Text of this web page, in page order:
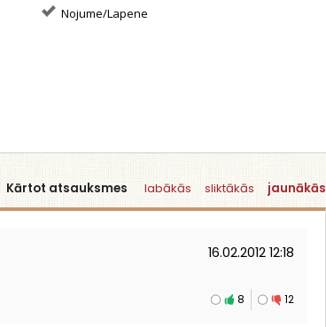
Nojume/Lapene
Kārtot atsauksmes labākās sliktākās jaunākās
16.02.2012 12:18
12
8